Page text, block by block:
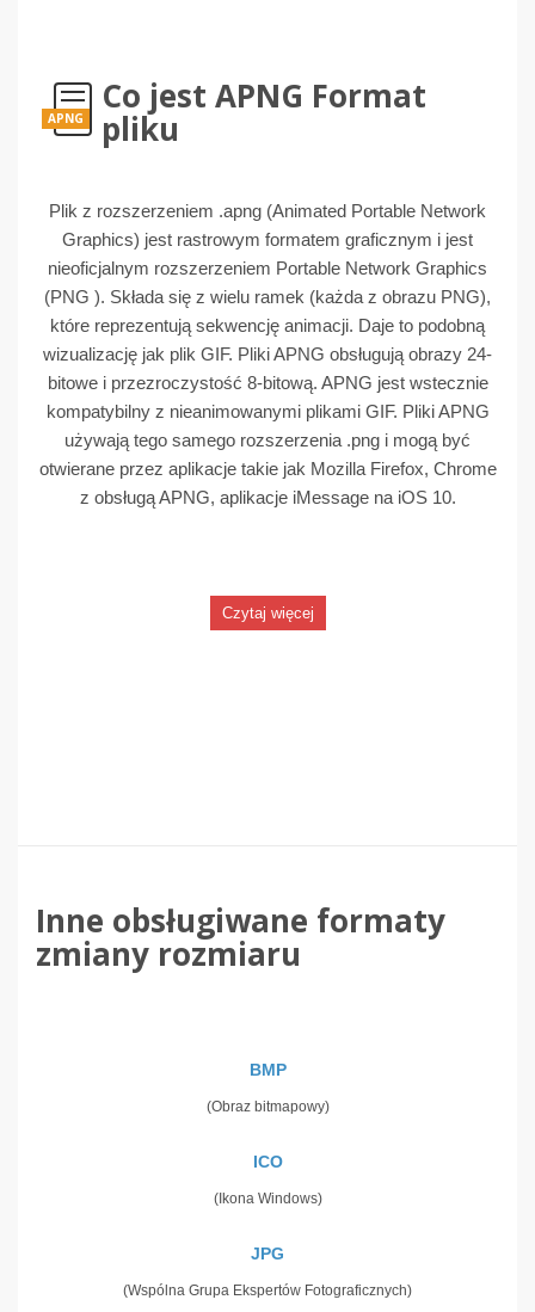
APNG
Co jest APNG Format
pliku
Plik z rozszerzeniem .apng (Animated Portable Network
Graphics) jest rastrowym formatem graficznym i jest
nieoficjalnym rozszerzeniem Portable Network Graphics
(PNG ). Składa się z wielu ramek (każda z obrazu PNG),
które reprezentują sekwencję animacji. Daje to podobną
wizualizację jak plik GIF. Pliki APNG obsługują obrazy 24-
bitowe i przezroczystość 8-bitową. APNG jest wstecznie
kompatybilny z nieanimowanymi plikami GIF. Pliki APNG
używają tego samego rozszerzenia .png i mogą być
otwierane przez aplikacje takie jak Mozilla Firefox, Chrome
z obsługą APNG, aplikacje iMessage na iOS 10.
Czytaj więcej
Inne obsługiwane formaty
zmiany rozmiaru
BMP
(Obraz bitmapowy)
ICO
(Ikona Windows)
JPG
(Wspólna Grupa Ekspertów Fotograficznych)